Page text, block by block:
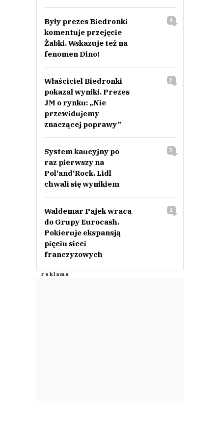
Były prezes Biedronki
komentuje przejęcie
Żabki. Wskazuje też na
fenomen Dino!
4
Właściciel Biedronki
pokazał wyniki. Prezes
JM o rynku: „Nie
przewidujemy
znaczącej poprawy”
3
System kaucyjny po
raz pierwszy na
Pol‘and‘Rock. Lidl
chwali się wynikiem
3
Waldemar Pajek wraca
do Grupy Eurocash.
Pokieruje ekspansją
pięciu sieci
franczyzowych
2